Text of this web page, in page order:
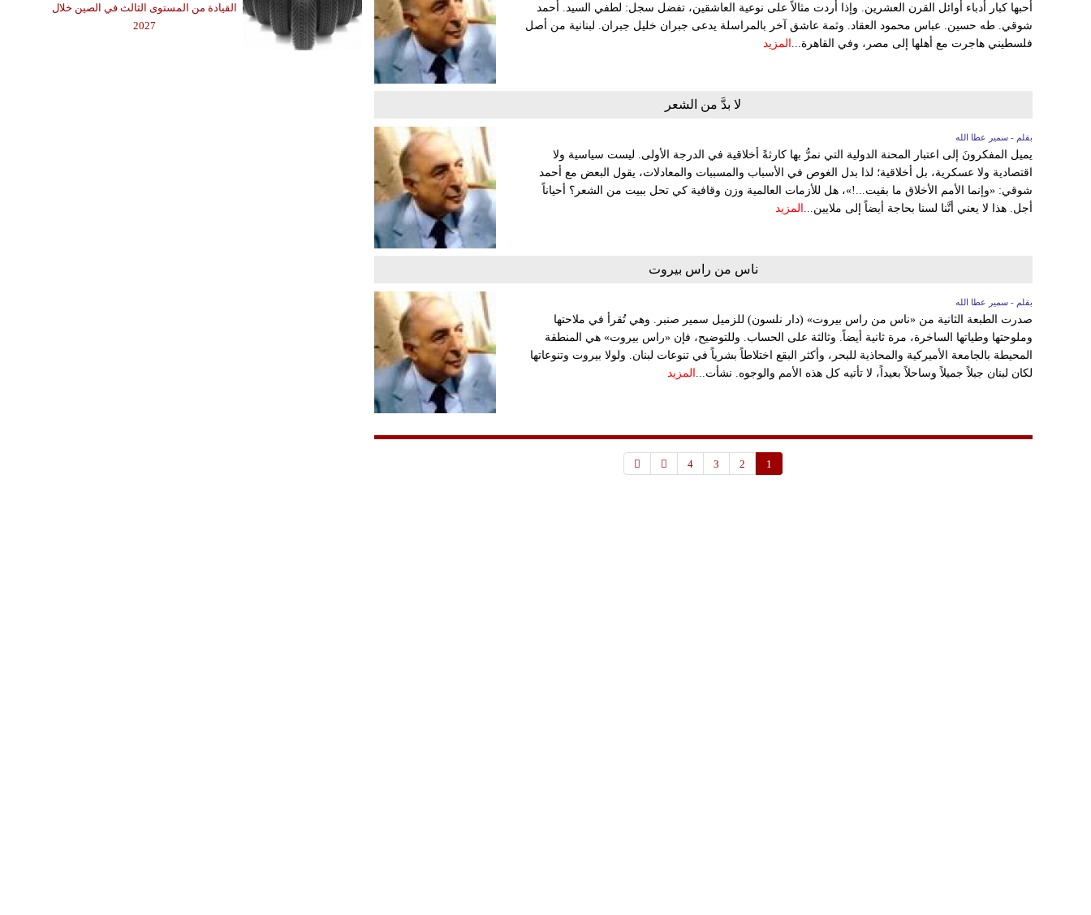
أحبها كبار أدباء أوائل القرن العشرين. وإذا أردت مثالاً على نوعية العاشقين، تفضل سجل: لطفي السيد. أحمد
شوقي. طه حسين. عباس محمود العقاد. وثمة عاشق آخر بالمراسلة يدعى جبران خليل جبران. لبنانية من أصل
فلسطيني هاجرت مع أهلها إلى مصر، وفي القاهرة... المزيد
لا بدَّ من الشعر
بقلم - سمير عطا الله
يميل المفكرونَ إلى اعتبار المحنة الدولية التي نمرُّ بها كارثةً أخلاقية في الدرجة الأولى. ليست سياسية ولا
اقتصادية ولا عسكرية، بل أخلاقية؛ لذا بدل الغوص في الأسباب والمسببات والمعادلات، يقول البعض مع أحمد
شوقي: «وإنما الأمم الأخلاق ما بقيت...!»، هل للأزمات العالمية وزن وقافية كي تحل ببيت من الشعر؟ أحياناً
أجل. هذا لا يعني أنَّنا لسنا بحاجة أيضاً إلى ملايين... المزيد
ناس من راس بيروت
بقلم - سمير عطا الله
صدرت الطبعة الثانية من «ناس من راس بيروت» (دار نلسون) للزميل سمير صنبر. وهي تُقرأ في ملاحتها
وملوحتها وطياتها الساخرة، مرة ثانية أيضاً. وثالثة على الحساب. وللتوضيح، فإن «راس بيروت» هي المنطقة
المحيطة بالجامعة الأميركية والمحاذية للبحر، وأكثر البقع اختلاطاً بشرياً في تنوعات لبنان. ولولا بيروت وتنوعاتها
لكان لبنان جبلاً جميلاً وساحلاً بعيداً، لا تأتيه كل هذه الأمم والوجوه. نشأت... المزيد
1
2
3
4
القيادة من المستوى الثالث في الصين خلال
2027